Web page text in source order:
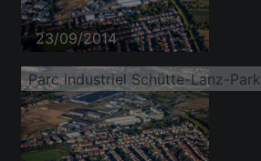
23/09/2014
Parc industriel Schütte-Lanz-Park